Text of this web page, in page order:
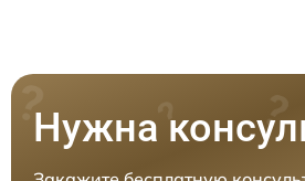
Нужна